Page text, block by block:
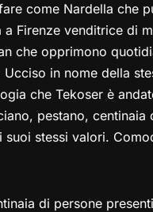
come Nardella che
Firenze venditrice di
che opprimono
in nome della
che Tekoser è
pestano, centinaia
stessi valori.
di persone